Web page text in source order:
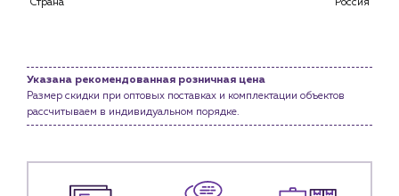
Водоснабжение и теплоснабжение
Сервис и обслуживание инженерных систем
Страна
Россия
Указана рекомендованная розничная цена
Размер скидки при оптовых поставках и комплектации объектов
рассчитываем в индивидуальном порядке.